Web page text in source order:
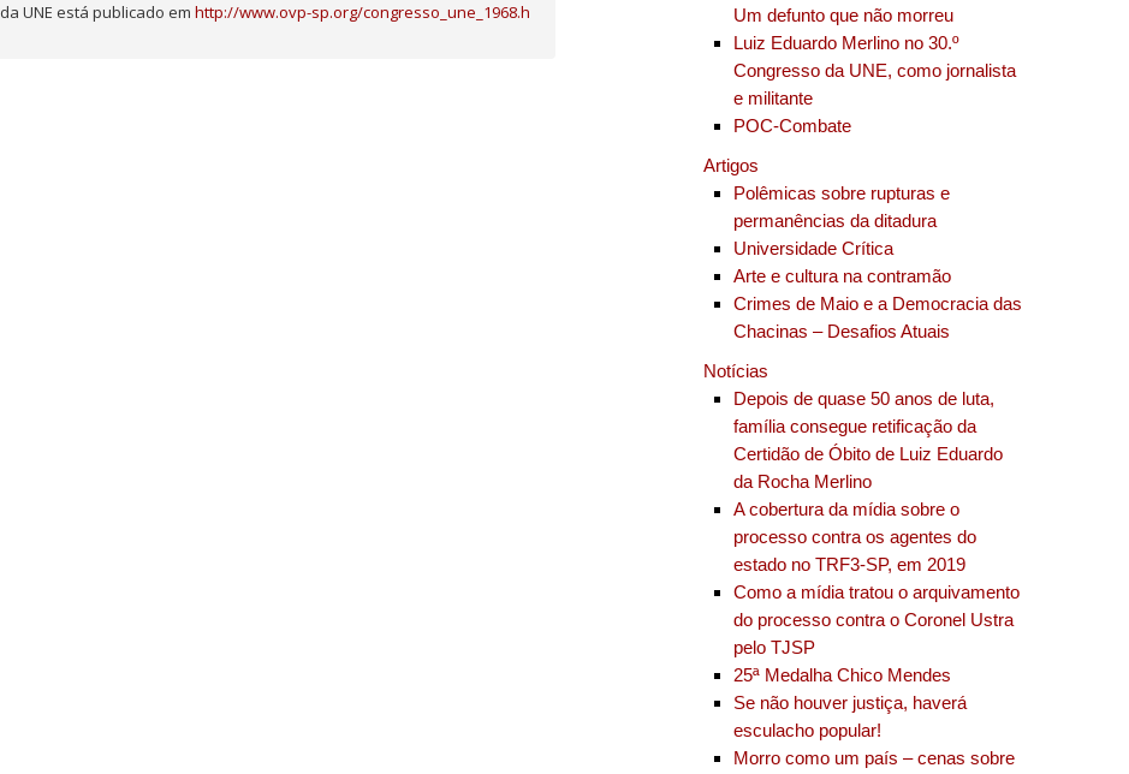
UNE está publicado em http://www.ovp-sp.org/congresso_une_1968.h
Um defunto que não morreu
Luiz Eduardo Merlino no 30.º
Congresso da UNE, como jornalista
e militante
POC-Combate
Artigos
Polêmicas sobre rupturas e
permanências da ditadura
Universidade Crítica
Arte e cultura na contramão
Crimes de Maio e a Democracia das
Chacinas – Desafios Atuais
Notícias
Depois de quase 50 anos de luta,
família consegue retificação da
Certidão de Óbito de Luiz Eduardo
da Rocha Merlino
A cobertura da mídia sobre o
processo contra os agentes do
estado no TRF3-SP, em 2019
Como a mídia tratou o arquivamento
do processo contra o Coronel Ustra
pelo TJSP
25ª Medalha Chico Mendes
Se não houver justiça, haverá
esculacho popular!
Morro como um país – cenas sobre